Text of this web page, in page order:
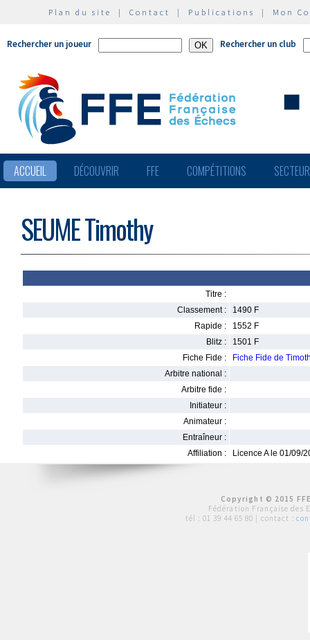
Plan du site | Contact | Publications | Mon
Rechercher un joueur Rechercher un club
ACCUEIL DÉCOUVRIR FFE COMPÉTITIONS
SEUME Timothy
Titre :
Classement :
1490 F
Rapide :
1552 F
Blitz :
1501 F
Fiche Fide :
Fiche Fide de
Arbitre national :
Arbitre fide :
Initiateur :
Animateur :
Entraîneur :
Affiliation :
Licence A le 01/09/
Copyright © 2015
Fédération Française des
tél : 01 39 44 65 80 | contact :